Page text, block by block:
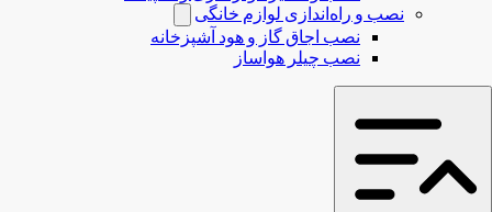
نصب و راه‌اندازی لوازم خانگی
نصب اجاق گاز و هود آشپزخانه
نصب چیلر هواساز